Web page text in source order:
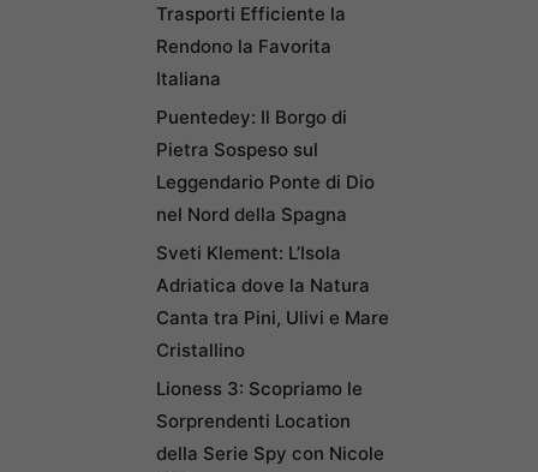
Trasporti Efficiente la
Rendono la Favorita
Italiana
Puentedey: Il Borgo di
Pietra Sospeso sul
Leggendario Ponte di Dio
nel Nord della Spagna
Sveti Klement: L’Isola
Adriatica dove la Natura
Canta tra Pini, Ulivi e Mare
Cristallino
Lioness 3: Scopriamo le
Sorprendenti Location
della Serie Spy con Nicole